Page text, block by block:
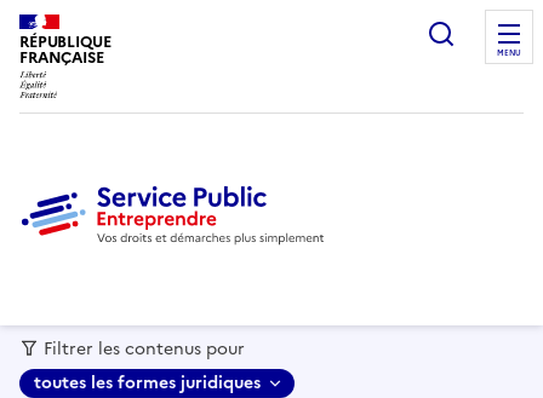
RÉPUBLIQUE
FRANÇAISE MENU
Filtrer les contenus pour
toutes les formes juridiques